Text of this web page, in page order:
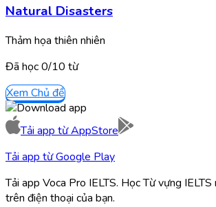
Natural Disasters
Thảm họa thiên nhiên
Đã học0/10 từ
Xem Chủ đề
Tải app từAppStore
Tải app từGoogle Play
Tải app Voca Pro IELTS. Học Từ vựng IELTS
trên điện thoại của bạn.